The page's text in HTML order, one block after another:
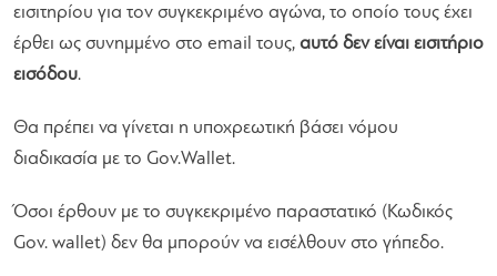
εισιτηρίου για τον συγκεκριμένο αγώνα, το οποίο τους έχει
έρθει ως συνημμένο στο email τους, αυτό δεν είναι εισιτήριο
εισόδου.
Θα πρέπει να γίνεται η υποχρεωτική βάσει νόμου
διαδικασία με το Gov.Wallet.
Όσοι έρθουν με το συγκεκριμένο παραστατικό (Κωδικός
Gov. wallet) δεν θα μπορούν να εισέλθουν στο γήπεδο.